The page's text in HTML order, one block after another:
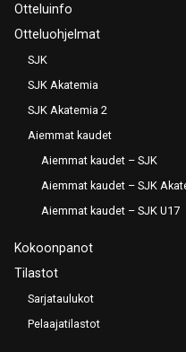
Otteluinfo
Otteluohjelmat
SJK
SJK Akatemia
SJK Akatemia 2
Aiemmat kaudet
Aiemmat kaudet – SJK
Aiemmat kaudet – SJK
Aiemmat kaudet – SJK U17
Kokoonpanot
Tilastot
Sarjataulukot
Pelaajatilastot